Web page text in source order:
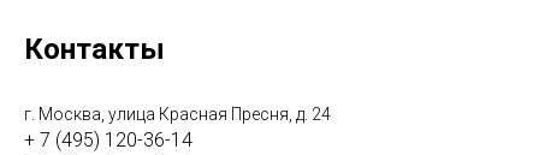
Контакты
г. Москва, улица Красная Пресня, д. 24
+ 7 (495) 120-36-14